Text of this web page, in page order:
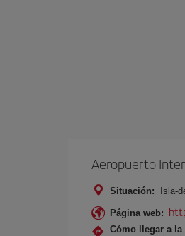
Aeropuerto
Situación: Isla-
Página web:
Cómo llegar a la